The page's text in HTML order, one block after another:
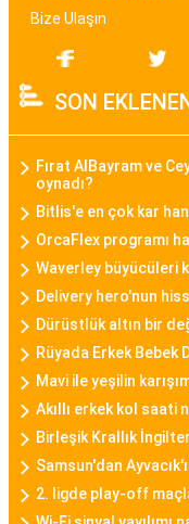
Teknolojinin
modelleri de
sadece zamanı
takibi, çağrı
fonksiyonları da
kadınının aktif
sunar.
Daniel Klein
Daniel Klein,
bayan saat
Minimalist
malzemeleriyle
kullanıcılarına
Casio Bayan Saat
Bize Ulaşın
SON
Fırat AlBayram ve
oynadı?
Bitlis'e en çok kar
OrcaFlex programı
Waverley büyücüleri
Delivery hero'nun
Dürüstlük altın bir
Rüyada Erkek Bebek
Mavi ile yeşilin
Akıllı erkek kol saati
Birleşik Krallık
Samsun'dan
2. ligde play-off